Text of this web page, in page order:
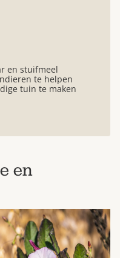
en stuifmeel
te helpen
tuin te maken
en